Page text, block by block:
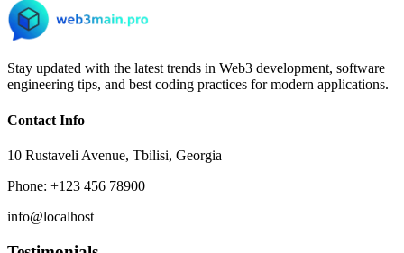
Stay updated with the latest trends in Web3 development, software
engineering tips, and best coding practices for modern applications.
Contact Info
10 Rustaveli Avenue, Tbilisi, Georgia
Phone: +123 456 78900
info@localhost